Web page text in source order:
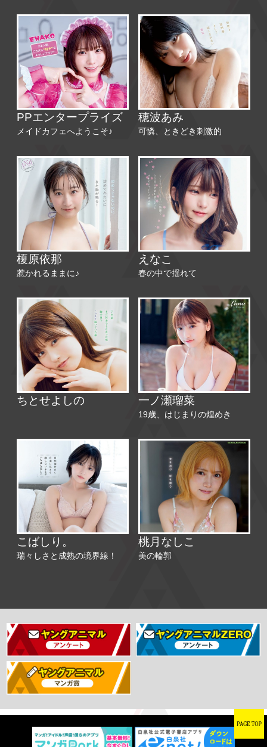
PPエンタープライズ
メイドカフェへようこそ♪
穂波あみ
可憐、ときどき刺激的
榎原依那
惹かれるままに♪
えなこ
春の中で揺れて
ちとせよしの 一ノ瀬瑠菜
19歳、はじまりの煌めき
こばしり。
瑞々しさと成熟の境界線！
桃月なしこ
美の輪郭